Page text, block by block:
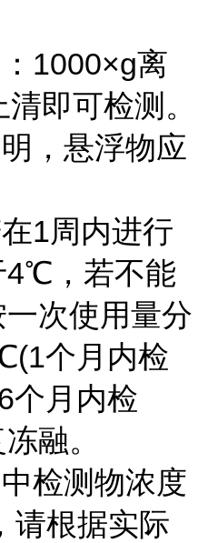
1000×g离
即可检测。
，悬浮物应
1周内进行
4℃，若不能
次使用量分
(1个月内检
个月内检
融。
检测物浓度
请根据实际